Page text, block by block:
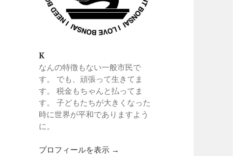
K
なんの特徴もない一般市民で
す。 でも、頑張って生きてま
す。 税金もちゃんと払ってま
す。 子どもたちが大きくなった
時に世界が平和でありますよう
に。
プロフィールを表示 →